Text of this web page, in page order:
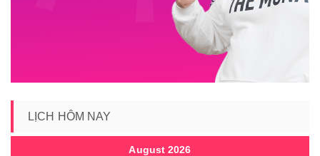
LỊCH HÔM NAY
August 2026